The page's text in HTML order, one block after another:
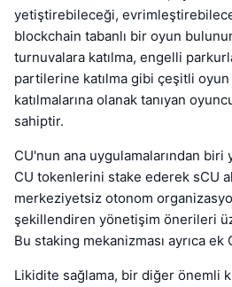
yetiştirebileceği,
blockchain tabanlı bir oyun
turnuvalara katılma, engelli
partilerine katılma gibi çeşitli
katılmalarına olanak tanıyan
sahiptir.
CU'nun ana uygulamalarından
CU tokenlerini stake ederek sCU
merkeziyetsiz otonom
şekillendiren yönetişim önerileri
Bu staking mekanizması ayrıca
Likidite sağlama, bir diğer önemli